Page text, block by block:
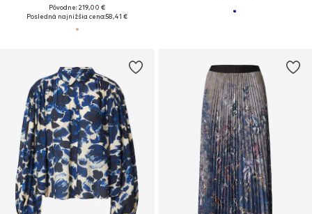
Pôvodne: 219,00 €
Posledná najnižšia cena:58,41 €